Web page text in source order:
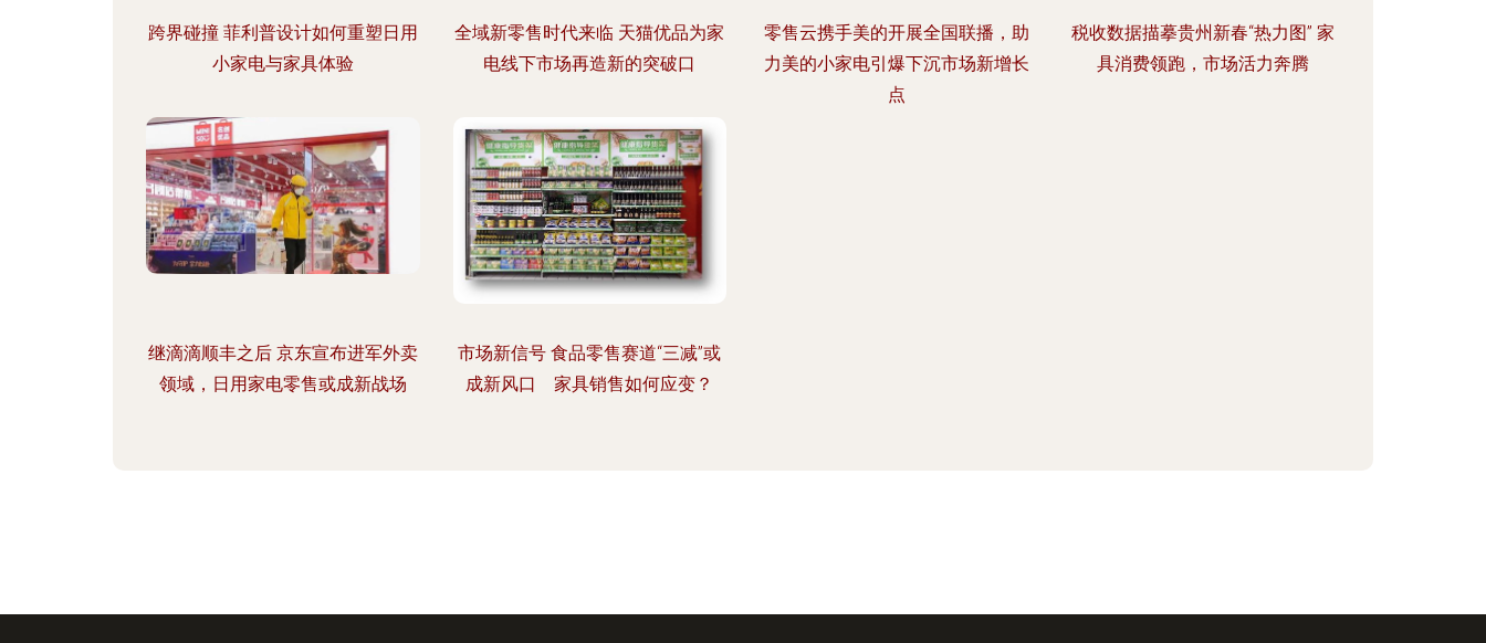
跨界碰撞 菲利普设计如何重塑日用
小家电与家具体验
全域新零售时代来临 天猫优品为家
电线下市场再造新的突破口
零售云携手美的开展全国联播，助
力美的小家电引爆下沉市场新增长
点
税收数据描摹贵州新春“热力图” 家
具消费领跑，市场活力奔腾
继滴滴顺丰之后 京东宣布进军外卖
领域，日用家电零售或成新战场
市场新信号 食品零售赛道“三减”或
成新风口 家具销售如何应变？